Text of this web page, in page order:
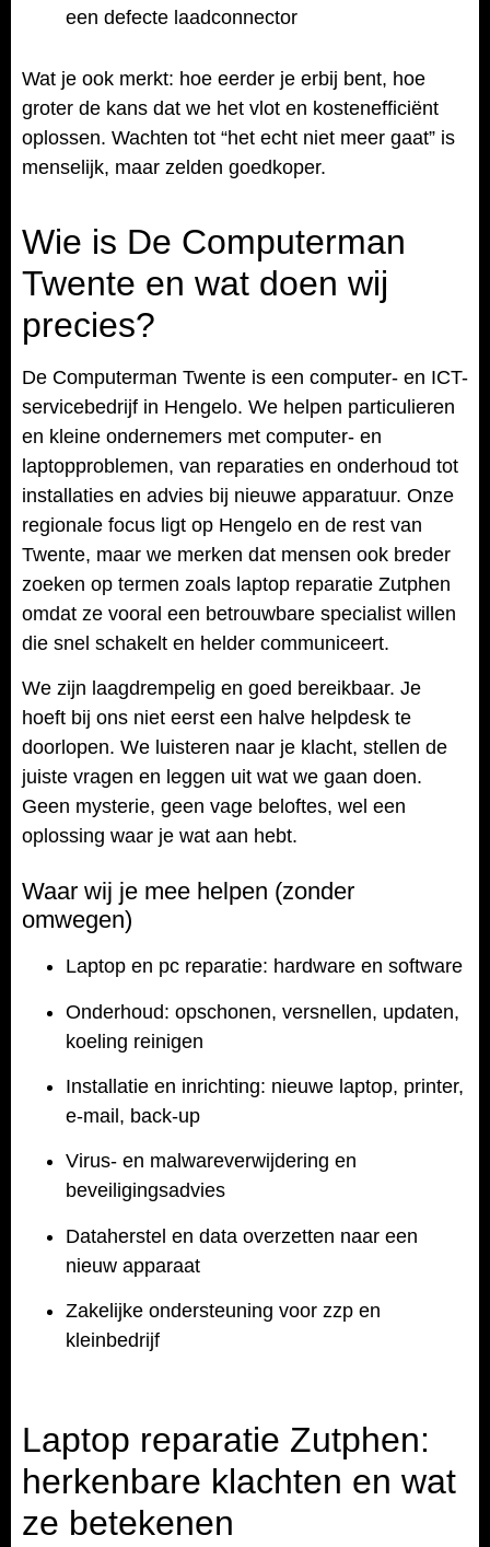
een defecte laadconnector
Wat je ook merkt: hoe eerder je erbij bent, hoe
groter de kans dat we het vlot en kostenefficiënt
oplossen. Wachten tot “het echt niet meer gaat” is
menselijk, maar zelden goedkoper.
Wie is De Computerman
Twente en wat doen wij
precies?
De Computerman Twente is een computer- en ICT-
servicebedrijf in Hengelo. We helpen particulieren
en kleine ondernemers met computer- en
laptopproblemen, van reparaties en onderhoud tot
installaties en advies bij nieuwe apparatuur. Onze
regionale focus ligt op Hengelo en de rest van
Twente, maar we merken dat mensen ook breder
zoeken op termen zoals laptop reparatie Zutphen
omdat ze vooral een betrouwbare specialist willen
die snel schakelt en helder communiceert.
We zijn laagdrempelig en goed bereikbaar. Je
hoeft bij ons niet eerst een halve helpdesk te
doorlopen. We luisteren naar je klacht, stellen de
juiste vragen en leggen uit wat we gaan doen.
Geen mysterie, geen vage beloftes, wel een
oplossing waar je wat aan hebt.
Waar wij je mee helpen (zonder
omwegen)
Laptop en pc reparatie: hardware en software
Onderhoud: opschonen, versnellen, updaten,
koeling reinigen
Installatie en inrichting: nieuwe laptop, printer,
e-mail, back-up
Virus- en malwareverwijdering en
beveiligingsadvies
Dataherstel en data overzetten naar een
nieuw apparaat
Zakelijke ondersteuning voor zzp en
kleinbedrijf
Laptop reparatie Zutphen:
herkenbare klachten en wat
ze betekenen